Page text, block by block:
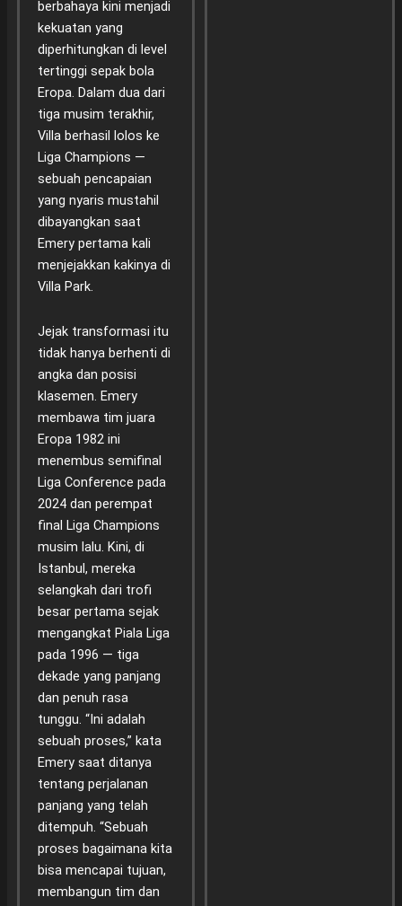
berbahaya kini menjadi
kekuatan yang
diperhitungkan di level
tertinggi sepak bola
Eropa. Dalam dua dari
tiga musim terakhir,
Villa berhasil lolos ke
Liga Champions —
sebuah pencapaian
yang nyaris mustahil
dibayangkan saat
Emery pertama kali
menjejakkan kakinya di
Villa Park.
Jejak transformasi itu
tidak hanya berhenti di
angka dan posisi
klasemen. Emery
membawa tim juara
Eropa 1982 ini
menembus semifinal
Liga Conference pada
2024 dan perempat
final Liga Champions
musim lalu. Kini, di
Istanbul, mereka
selangkah dari trofi
besar pertama sejak
mengangkat Piala Liga
pada 1996 — tiga
dekade yang panjang
dan penuh rasa
tunggu. “Ini adalah
sebuah proses,” kata
Emery saat ditanya
tentang perjalanan
panjang yang telah
ditempuh. “Sebuah
proses bagaimana kita
bisa mencapai tujuan,
membangun tim dan